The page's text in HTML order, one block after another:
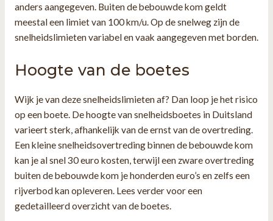
anders aangegeven. Buiten de bebouwde kom geldt
meestal een limiet van 100 km/u. Op de snelweg zijn de
snelheidslimieten variabel en vaak aangegeven met borden.
Hoogte van de boetes
Wijk je van deze snelheidslimieten af? Dan loop je het risico
op een boete. De hoogte van snelheidsboetes in Duitsland
varieert sterk, afhankelijk van de ernst van de overtreding.
Een kleine snelheidsovertreding binnen de bebouwde kom
kan je al snel 30 euro kosten, terwijl een zware overtreding
buiten de bebouwde kom je honderden euro’s en zelfs een
rijverbod kan opleveren. Lees verder voor een
gedetailleerd overzicht van de boetes.